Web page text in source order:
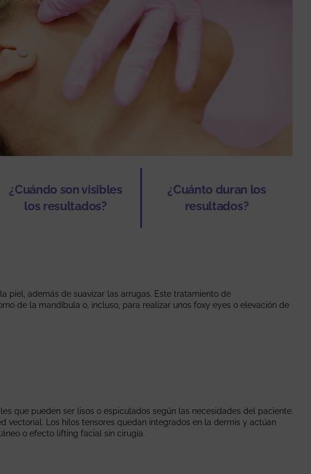
¿Cuándo son visibles
los resultados?
¿Cuánto duran los
resultados?
piel, además de suavizar las arrugas. Este tratamiento de
de la mandíbula o, incluso, para realizar unos foxy eyes o elevación de
que pueden ser lisos o espiculados según las necesidades del paciente.
vectorial. Los hilos tensores quedan integrados en la dermis y actúan
o efecto lifting facial sin cirugía.